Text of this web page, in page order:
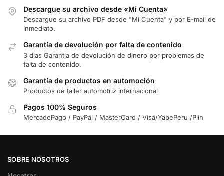
Descargue su archivo desde «Mi Cuenta»
Descargue su archivo PDF desde "Mi Cuenta" y por E-mail de
inmediato.
Garantía de devolución por falta de contenido
3 dias Garantia de devolución de dinero por problemas de
falta de contenido.
Garantía de productos en automoción
Productos de taller automotriz internacional
Pagos 100% Seguros
MercadoPago / PayPal / MasterCard / Visa/YapePeru /Plin
SOBRE NOSOTROS